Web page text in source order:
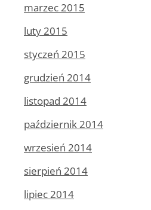
marzec 2015
luty 2015
styczeń 2015
grudzień 2014
listopad 2014
październik 2014
wrzesień 2014
sierpień 2014
lipiec 2014